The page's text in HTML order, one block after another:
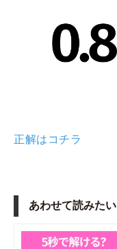
正解はコチラ
あわせて読みたい